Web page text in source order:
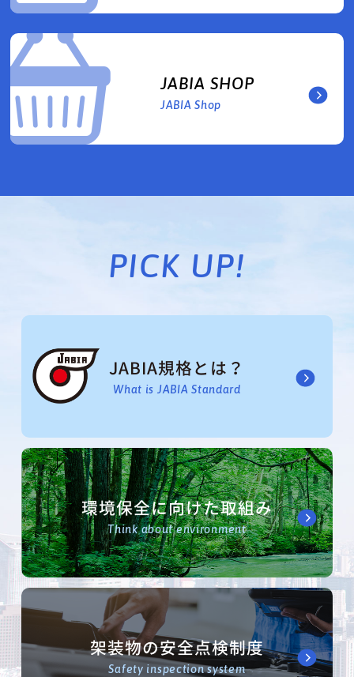
JABIA SHOP
JABIA Shop
PICK UP!
JABIA規格とは？
What is JABIA Standard
環境保全に向けた取組み
Think about environment
架装物の安全点検制度
Safety inspection system